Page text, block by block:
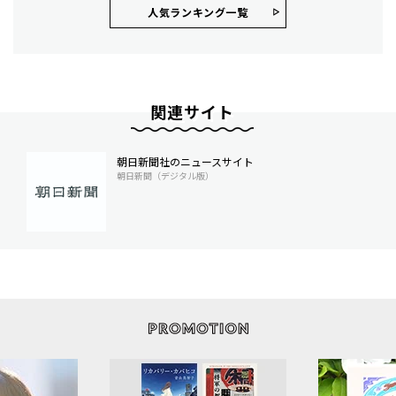
人気ランキング⼀覧
関連サイト
朝日新聞社のニュースサイト
朝日新聞（デジタル版）